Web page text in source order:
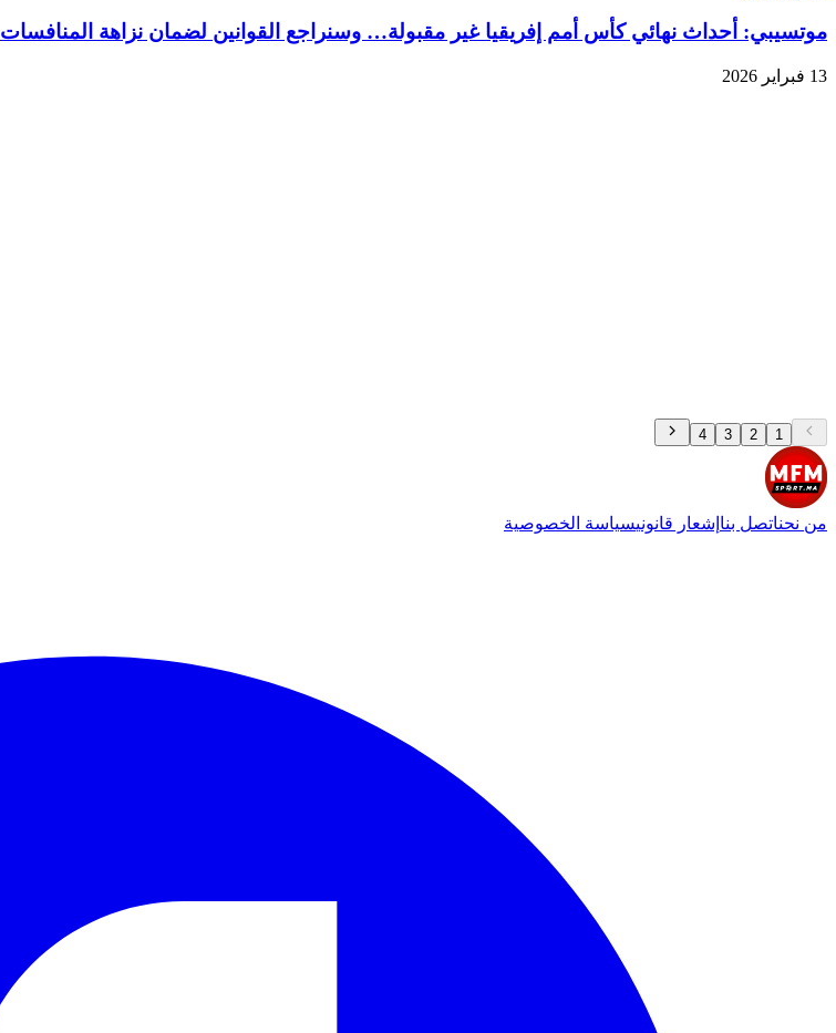
موتسيبي: أحداث نهائي كأس أمم إفريقيا غير مقبولة… وسنراجع القوانين لضمان نزاهة المنافسات
13 فبراير 2026
1
2
3
4
من نحناتصل بنا إشعار قانونيسياسة الخصوصية